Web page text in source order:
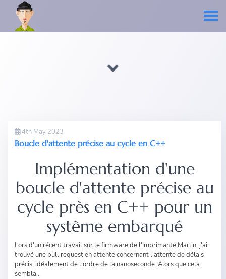
4th May 2023
Boucle d'attente précise au cycle en C++
Implémentation d'une
boucle d'attente précise au
cycle près en C++ pour un
système embarqué
Lors d'un récent travail sur le firmware de l'imprimante Marlin, j'ai
trouvé une pull request en attente concernant l'attente de délais
précis, idéalement de l'ordre de la nanoseconde. Alors que cela
sembla...